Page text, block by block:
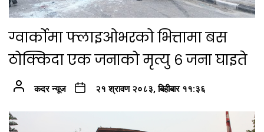
ग्वार्कोमा फ्लाइओभरको भित्तामा बस
ठोक्किदा एक जनाको मृत्यु ६ जना घाइते
कदर न्यूज २१ श्रावण २०८३, बिहीबार ११:३६